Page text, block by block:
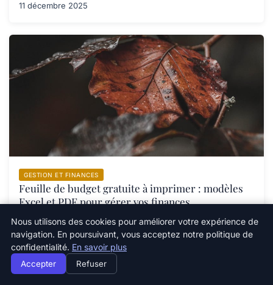
11 décembre 2025
GESTION ET FINANCES
Feuille de budget gratuite à imprimer : modèles
Excel et PDF pour gérer vos finances
27 novembre 2025
Nous utilisons des cookies pour améliorer votre expérience de
navigation. En poursuivant, vous acceptez notre politique de
confidentialité. En savoir plus
Accepter Refuser